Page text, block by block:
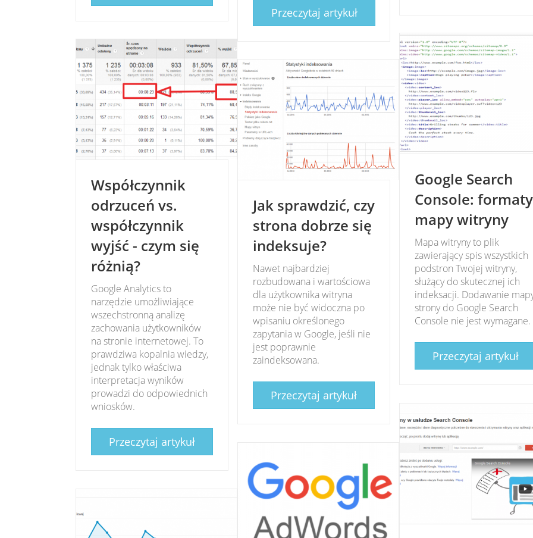
Przeczytaj artykuł
Google Search
Console: formaty
mapy witryny
Mapa witryny to plik
zawierający spis wszystkich
podstron Twojej witryny,
służący do skutecznej ich
indeksacji. Dodawanie
strony do Google Search
Console nie jest wymagane.
Przeczytaj artykuł
Współczynnik
odrzuceń vs.
współczynnik
wyjść - czym się
różnią?
Google Analytics to
narzędzie umożliwiające
wszechstronną analizę
zachowania użytkowników
na stronie internetowej. To
prawdziwa kopalnia wiedzy,
jednak tylko właściwa
interpretacja wyników
prowadzi do odpowiednich
wniosków.
Przeczytaj artykuł
Jak sprawdzić, czy
strona dobrze się
indeksuje?
Nawet najbardziej
rozbudowana i wartościowa
dla użytkownika witryna
może nie być widoczna po
wpisaniu określonego
zapytania w Google, jeśli nie
jest poprawnie
zaindeksowana.
Przeczytaj artykuł